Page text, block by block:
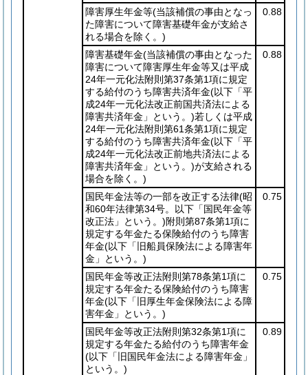
障害厚生年金等(当該補償の事由となっ
た障害について障害基礎年金が支給さ
れる場合を除く。)
0.88
障害基礎年金(当該補償の事由となった
障害について障害厚生年金等又は平成
24年一元化法附則第37条第1項に規定
する給付のうち障害共済年金(以下「平
成24年一元化法改正前国共済法による
障害共済年金」という。)若しくは平成
24年一元化法附則第61条第1項に規定
する給付のうち障害共済年金(以下「平
成24年一元化法改正前地共済法による
障害共済年金」という。)が支給される
場合を除く。)
0.88
国民年金法等の一部を改正する法律(昭
和60年法律第34号。以下「国民年金等
改正法」という。)附則第87条第1項に
規定する年金たる保険給付のうち障害
年金(以下「旧船員保険法による障害年
金」という。)
0.75
国民年金等改正法附則第78条第1項に
規定する年金たる保険給付のうち障害
年金(以下「旧厚生年金保険法による障
害年金」という。)
0.75
国民年金等改正法附則第32条第1項に
規定する年金たる給付のうち障害年金
(以下「旧国民年金法による障害年金」
という。)
0.89